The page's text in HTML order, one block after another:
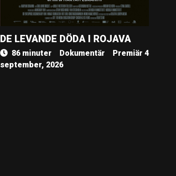
DE LEVANDE DÖDA I ROJAVA
86 minuter Dokumentär
Premiär 4
september, 2026